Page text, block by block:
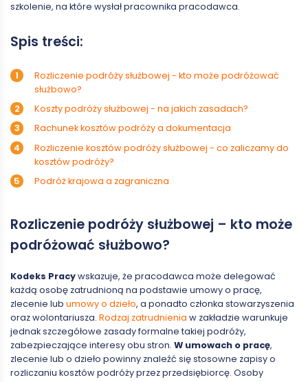
szkolenie, na które wysłał pracownika pracodawca.
Spis treści:
Rozliczenie podróży służbowej - kto może podróżować
służbowo?
Koszty podróży służbowej - na jakich zasadach?
Rachunek kosztów podróży a dokumentacja
Rozliczenie kosztów podróży służbowej - co zaliczamy do
kosztów podróży?
Podróż krajowa a zagraniczna
Rozliczenie podróży służbowej – kto może
podróżować służbowo?
Kodeks Pracywskazuje, że pracodawca może delegować
każdą osobę zatrudnioną na podstawie umowy o pracę,
zlecenie lub umowy o dzieło, a ponadto członka stowarzyszenia
oraz wolontariusza. Rodzaj zatrudnienia w zakładzie warunkuje
jednak szczegółowe zasady formalne takiej podróży,
zabezpieczające interesy obu stron. W umowach o pracę,
zlecenie lub o dzieło powinny znaleźć się stosowne zapisy o
rozliczaniu kosztów podróży przez przedsiębiorcę. Osoby